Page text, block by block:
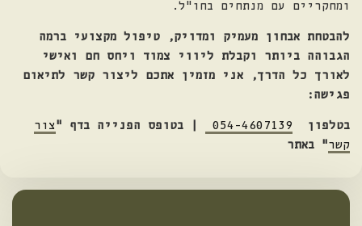
ומחקריים עם מנתחים בחו"ל.
להבטחת אבחון מעמיק ומדויק, טיפול מקצועי ברמה
הגבוהה ביותר וקבלת ליווי צמוד ויחס חם ואישי
לאורך כל הדרך, אני מזמין אתכם ליצור קשר לתיאום
פגישה:
בטלפון 054-4607139
| בטופס הפנייה בדף "צור
קשר" באתר